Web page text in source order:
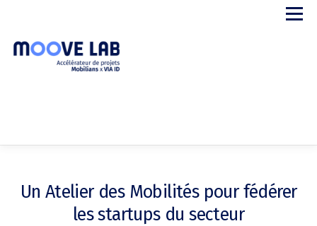
Menu
PARTENAIRES A PROPOS CONTACT
Un Atelier des Mobilités pour fédérer
les startups du secteur